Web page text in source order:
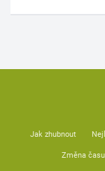
Jak zhubnout
Změna času